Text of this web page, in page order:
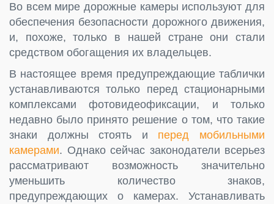
Во всем мире дорожные камеры используют для
обеспечения безопасности дорожного движения,
и, похоже, только в нашей стране они стали
средством обогащения их владельцев.
В настоящее время предупреждающие таблички
устанавливаются только перед стационарными
комплексами фотовидеофиксации, и только
недавно было принято решение о том, что такие
знаки должны стоять и перед мобильными
камерами. Однако сейчас законодатели всерьез
рассматривают возможность значительно
уменьшить количество знаков,
предупреждающих о камерах. Устанавливать